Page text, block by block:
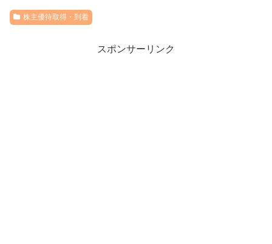
株主優待取得・到着
スポンサーリンク